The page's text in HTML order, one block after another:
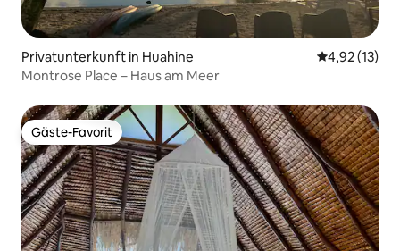
Privatunterkunft in Huahine
4,92 (13)
Montrose Place – Haus am Meer
Gäste-Favorit
Gäste-Favorit